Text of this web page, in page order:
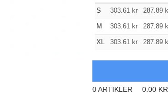
S 303.61 kr 287.89
M 303.61 kr 287.89
XL 303.61 kr 287.89
0ARTIKLER 0.00 KR